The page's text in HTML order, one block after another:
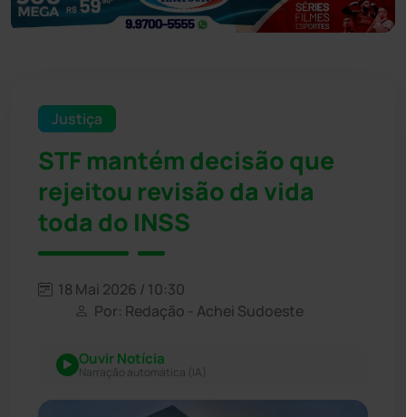
Justiça
STF mantém decisão que
rejeitou revisão da vida
toda do INSS
18 Mai 2026 / 10:30
Por: Redação - Achei Sudoeste
Ouvir Notícia
Narração automática (IA)